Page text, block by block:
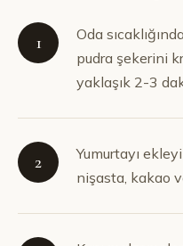
1
Oda
pudra şekerini
yaklaşık 2-3
2
Yumurtayı
nişasta, kakao